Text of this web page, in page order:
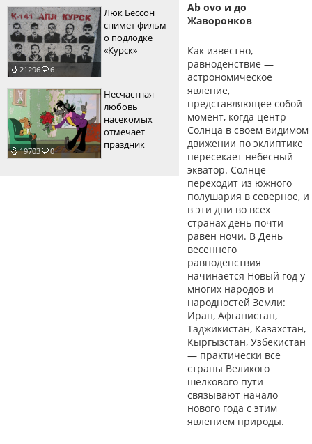
21296 6
Люк Бессон
снимет фильм
о подлодке
«Курск»
19703 0
Несчастная
любовь
насекомых
отмечает
праздник
Ab ovo и до
Жаворонков
Как известно,
равноденствие —
астрономическое
явление,
представляющее собой
момент, когда центр
Солнца в своем видимом
движении по эклиптике
пересекает небесный
экватор. Солнце
переходит из южного
полушария в северное, и
в эти дни во всех
странах день почти
равен ночи. В День
весеннего
равноденствия
начинается Новый год у
многих народов и
народностей Земли:
Иран, Афганистан,
Таджикистан, Казахстан,
Кыргызстан, Узбекистан
— практически все
страны Великого
шелкового пути
связывают начало
нового года с этим
явлением природы.